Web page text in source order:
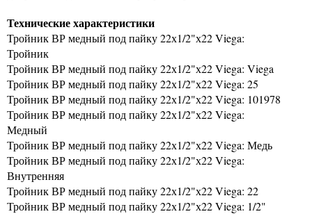
Технические характеристики
Тройник ВР медный под пайку 22х1/2"х22 Viega:
Тройник
Тройник ВР медный под пайку 22х1/2"х22 Viega: Viega
Тройник ВР медный под пайку 22х1/2"х22 Viega: 25
Тройник ВР медный под пайку 22х1/2"х22 Viega: 101978
Тройник ВР медный под пайку 22х1/2"х22 Viega:
Медный
Тройник ВР медный под пайку 22х1/2"х22 Viega: Медь
Тройник ВР медный под пайку 22х1/2"х22 Viega:
Внутренняя
Тройник ВР медный под пайку 22х1/2"х22 Viega: 22
Тройник ВР медный под пайку 22х1/2"х22 Viega: 1/2"